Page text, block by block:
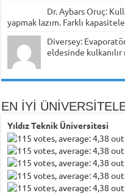
Dr. Aybars Oruç:
yapmak lazım. Farklı
Diversey:
eldesinde kulkanılır
EN İYİ
Yıldız Teknik Üniversitesi